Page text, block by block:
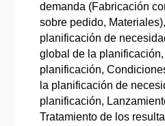
demanda (Fabricación
sobre pedido,
planificación de
global de la
planificación,
la planificación de
planificación,
Tratamiento de los